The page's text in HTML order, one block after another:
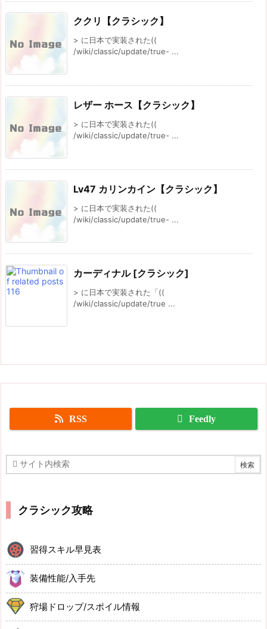
ククリ【クラシック】
> に日本で実装された((
/wiki/classic/update/true- ...
レザー ホース【クラシック】
> に日本で実装された((
/wiki/classic/update/true- ...
Lv47 カリンカイン【クラシック】
> に日本で実装された((
/wiki/classic/update/true- ...
カーディナル [クラシック]
> に日本で実装された「((
/wiki/classic/update/true ...
RSS Feedly
クラシック攻略
習得スキル早見表
装備性能/入手先
狩場ドロップ/スポイル情報